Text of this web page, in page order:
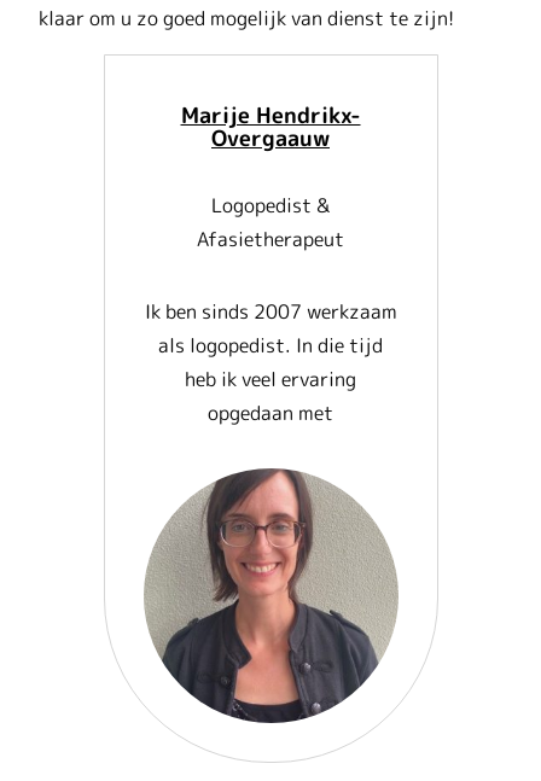
klaar om u zo goed mogelijk van dienst te zijn!
Marije Hendrikx-
Overgaauw
Logopedist &
Afasietherapeut
Ik ben sinds 2007 werkzaam
als logopedist. In die tijd
heb ik veel ervaring
opgedaan met